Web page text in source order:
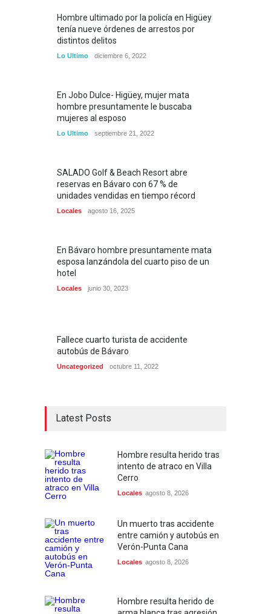
Hombre ultimado por la policía en Higüey
tenía nueve órdenes de arrestos por
distintos delitos
Lo Ultimo diciembre 6, 2022
En Jobo Dulce- Higüey, mujer mata
hombre presuntamente le buscaba
mujeres al esposo
Lo Ultimo septiembre 21, 2022
SALADO Golf & Beach Resort abre
reservas en Bávaro con 67 % de
unidades vendidas en tiempo récord
Locales agosto 16, 2025
En Bávaro hombre presuntamente mata
esposa lanzándola del cuarto piso de un
hotel
Locales junio 30, 2023
Fallece cuarto turista de accidente
autobús de Bávaro
Uncategorized octubre 11, 2022
Latest Posts
Hombre resulta herido tras
intento de atraco en Villa
Cerro
Locales agosto 8, 2026
Un muerto tras accidente
entre camión y autobús en
Verón-Punta Cana
Locales agosto 8, 2026
Hombre resulta herido de